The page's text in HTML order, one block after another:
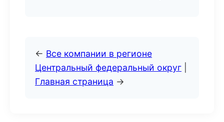
← Все компании в регионе
Центральный федеральный округ
Главная страница →